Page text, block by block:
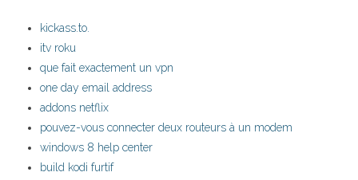
kickass.to.
itv roku
que fait exactement un vpn
one day email address
addons netflix
pouvez-vous connecter deux routeurs à un modem
windows 8 help center
build kodi furtif